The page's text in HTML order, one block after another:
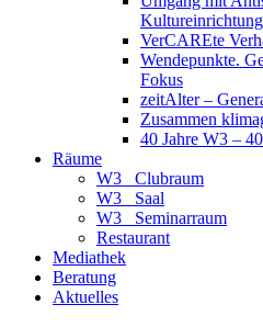
VerCAREte
Wendepunkte.
Fokus
zeitAlter –
Zusammen
40 Jahre W3 –
Räume
W3_ Clubraum
W3_ Saal
W3_ Seminarraum
Restaurant
Mediathek
Beratung
Aktuelles